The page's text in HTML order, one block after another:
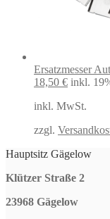
Ersatzmesser
Ursprünglicher
war:
18,50 €Aktueller
ist:
inkl.
inkl. MwSt.
zzgl.
Hauptsitz Gägelow
Klützer Straße 2
23968 Gägelow